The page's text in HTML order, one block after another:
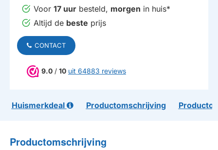
Voor 17 uur besteld, morgen in huis*
Altijd de beste prijs
CONTACT
9.0 / 10 uit 64883 reviews
Huismerkdeal Productomschrijving
Productomschrijving